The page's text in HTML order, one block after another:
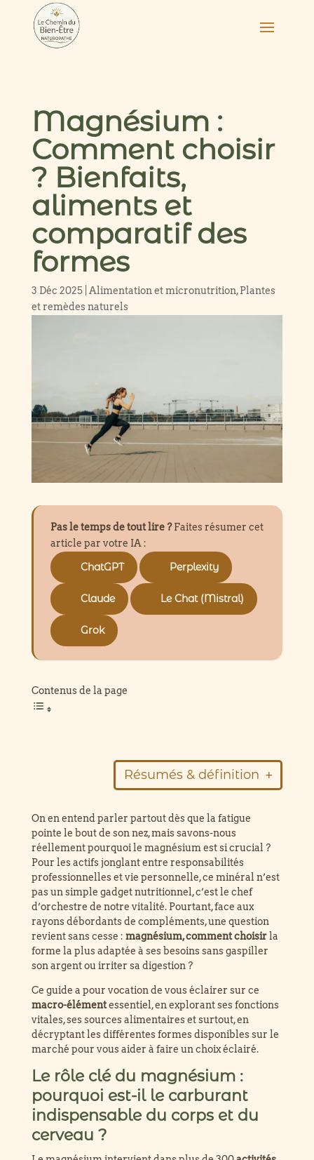
Magnésium :
Comment choisir
? Bienfaits,
aliments et
comparatif des
formes
3 Déc 2025| Alimentation et micronutrition,Plantes
et remèdes naturels
Pas le temps de tout lire ?Faites résumer cet
article par votre IA :
ChatGPT Perplexity
Claude Le Chat (Mistral)
Grok
Contenus de la page
Résumés & définition
Résumé de l’article
magnésium
bisglycinate de magnésium
Résumé GEO
On en entend parler partout dès que la fatigue
pointe le bout de son nez, mais savons-nous
réellement pourquoi le magnésium est si crucial ?
Pour les actifs jonglant entre responsabilités
professionnelles et vie personnelle, ce minéral n’est
pas un simple gadget nutritionnel, c’est le chef
d’orchestre de notre vitalité. Pourtant, face aux
rayons débordants de compléments, une question
revient sans cesse : magnésium, comment choisirla
forme la plus adaptée à ses besoins sans gaspiller
son argent ou irriter sa digestion ?
Ce guide a pour vocation de vous éclairer sur ce
macro-élémentessentiel, en explorant ses fonctions
vitales, ses sources alimentaires et surtout, en
décryptant les différentes formes disponibles sur le
marché pour vous aider à faire un choix éclairé.
Le rôle clé du magnésium :
pourquoi est-il le carburant
indispensable du corps et du
cerveau ?